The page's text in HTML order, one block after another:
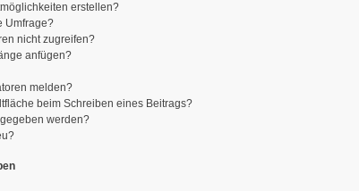
erstellen?
Umfrage?
nicht zugreifen?
anfügen?
melden?
beim Schreiben eines Beitrags?
werden?